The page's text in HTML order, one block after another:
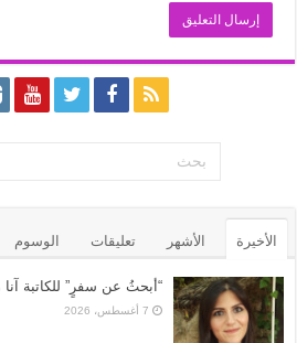
الأخيرة الأشهر تعليقات الوسوم
“أبحثُ عن سفرٍ” للكاتبة آنا
7 أغسطس، 2026